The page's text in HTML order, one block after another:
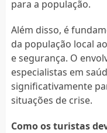
para a população.
Além disso, é
da população local
e segurança. O
especialistas em
significativamente
situações de crise.
Como os turistas